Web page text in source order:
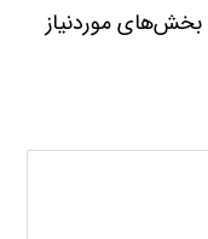
بخش‌های موردنیاز